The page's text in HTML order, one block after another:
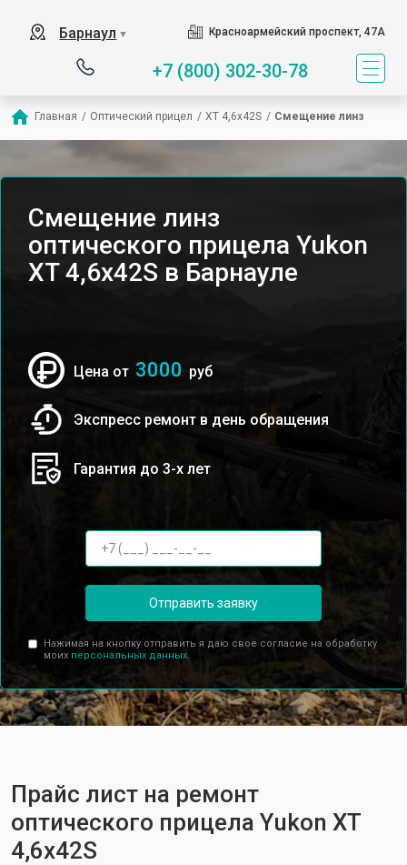
Барнаул ▼ Красноармейский проспект, 47А
+7 (800) 302-30-78
Главная / Оптический прицел / XT 4,6x42S / Смещение линз
Смещение линз
оптического прицела Yukon
XT 4,6x42S в Барнауле
Цена от 3000 руб
Экспресс ремонт в день обращения
Гарантия до 3-х лет
Отправить заявку
Нажимая на кнопку отправить я даю свое согласие на обработку
моих персональных данных.
Прайс лист на ремонт
оптического прицела Yukon XT
4,6x42S